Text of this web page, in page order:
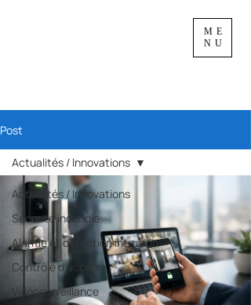
ME
NU
Post
Actualités / Innovations
Sécurité incendie
Alarme et détection intrusion
Contrôle d'accès
Vidéosurveillance
Actualités / Innovations